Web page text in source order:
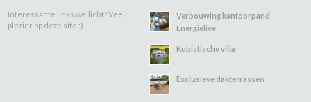
Interessante links wellicht? Veel
plezier op deze site :)
Verbouwing kantoorpand
Energielive
Kubistische villa
Exclusieve dakterrassen